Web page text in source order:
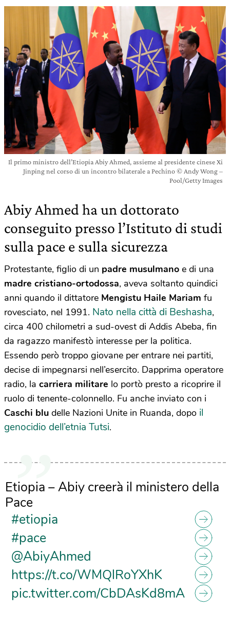
Il primo ministro dell’Etiopia Abiy Ahmed, assieme al presidente cinese Xi
Jinping nel corso di un incontro bilaterale a Pechino © Andy Wong –
Pool/Getty Images
Abiy Ahmed ha un dottorato
conseguito presso l’Istituto di studi
sulla pace e sulla sicurezza
Protestante, figlio di un padre musulmano e di una
madre cristiano-ortodossa, aveva soltanto quindici
anni quando il dittatore Mengistu Haile Mariam fu
rovesciato, nel 1991. Nato nella città di Beshasha,
circa 400 chilometri a sud-ovest di Addis Abeba, fin
da ragazzo manifestò interesse per la politica.
Essendo però troppo giovane per entrare nei partiti,
decise di impegnarsi nell’esercito. Dapprima operatore
radio, la carriera militare lo portò presto a ricoprire il
ruolo di tenente-colonnello. Fu anche inviato con i
Caschi blu delle Nazioni Unite in Ruanda, dopo il
genocidio dell’etnia Tutsi.
Etiopia – Abiy creerà il ministero della
Pace
#etiopia
#pace
@AbiyAhmed
https://t.co/WMQlRoYXhK
pic.twitter.com/CbDAsKd8mA